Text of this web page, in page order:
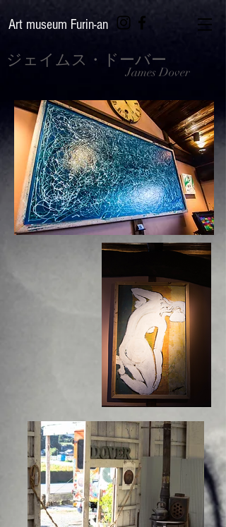
Art museum Furin-an
ジェイムス ・ドーバー
James Dover​